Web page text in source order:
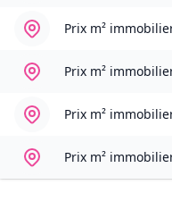
Prix m²
Prix m²
Prix m²
Prix m²